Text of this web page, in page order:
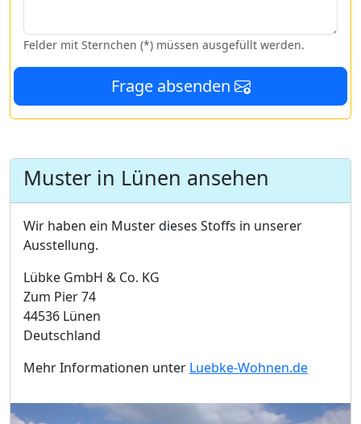
Felder mit Sternchen (*) müssen ausgefüllt werden.
Frage absenden
Muster in Lünen ansehen
Wir haben ein Muster dieses Stoffs in unserer
Ausstellung.
Lübke GmbH & Co. KG
Zum Pier 74
44536 Lünen
Deutschland
Mehr Informationen unter Luebke-Wohnen.de